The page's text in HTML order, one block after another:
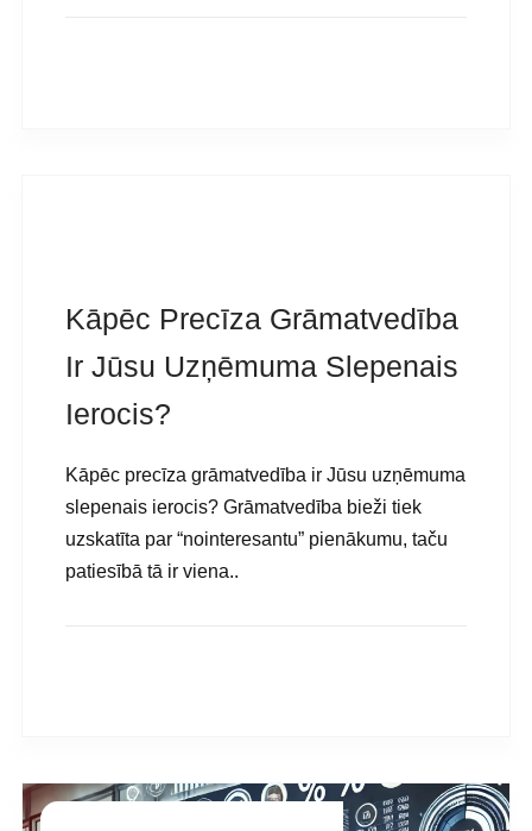
Kāpēc Precīza Grāmatvedība
Ir Jūsu Uzņēmuma Slepenais
Ierocis?
Kāpēc precīza grāmatvedība ir Jūsu uzņēmuma
slepenais ierocis? Grāmatvedība bieži tiek
uzskatīta par “nointeresantu” pienākumu, taču
patiesībā tā ir viena..